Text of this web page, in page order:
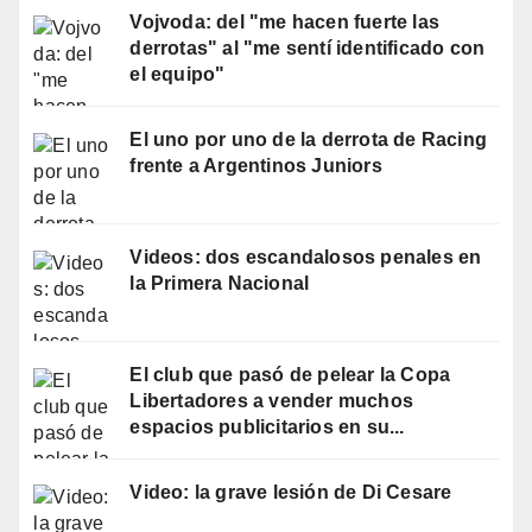
Vojvoda: del "me hacen fuerte las
derrotas" al "me sentí identificado con
el equipo"
El uno por uno de la derrota de Racing
frente a Argentinos Juniors
Videos: dos escandalosos penales en
la Primera Nacional
El club que pasó de pelear la Copa
Libertadores a vender muchos
espacios publicitarios en su...
Video: la grave lesión de Di Cesare